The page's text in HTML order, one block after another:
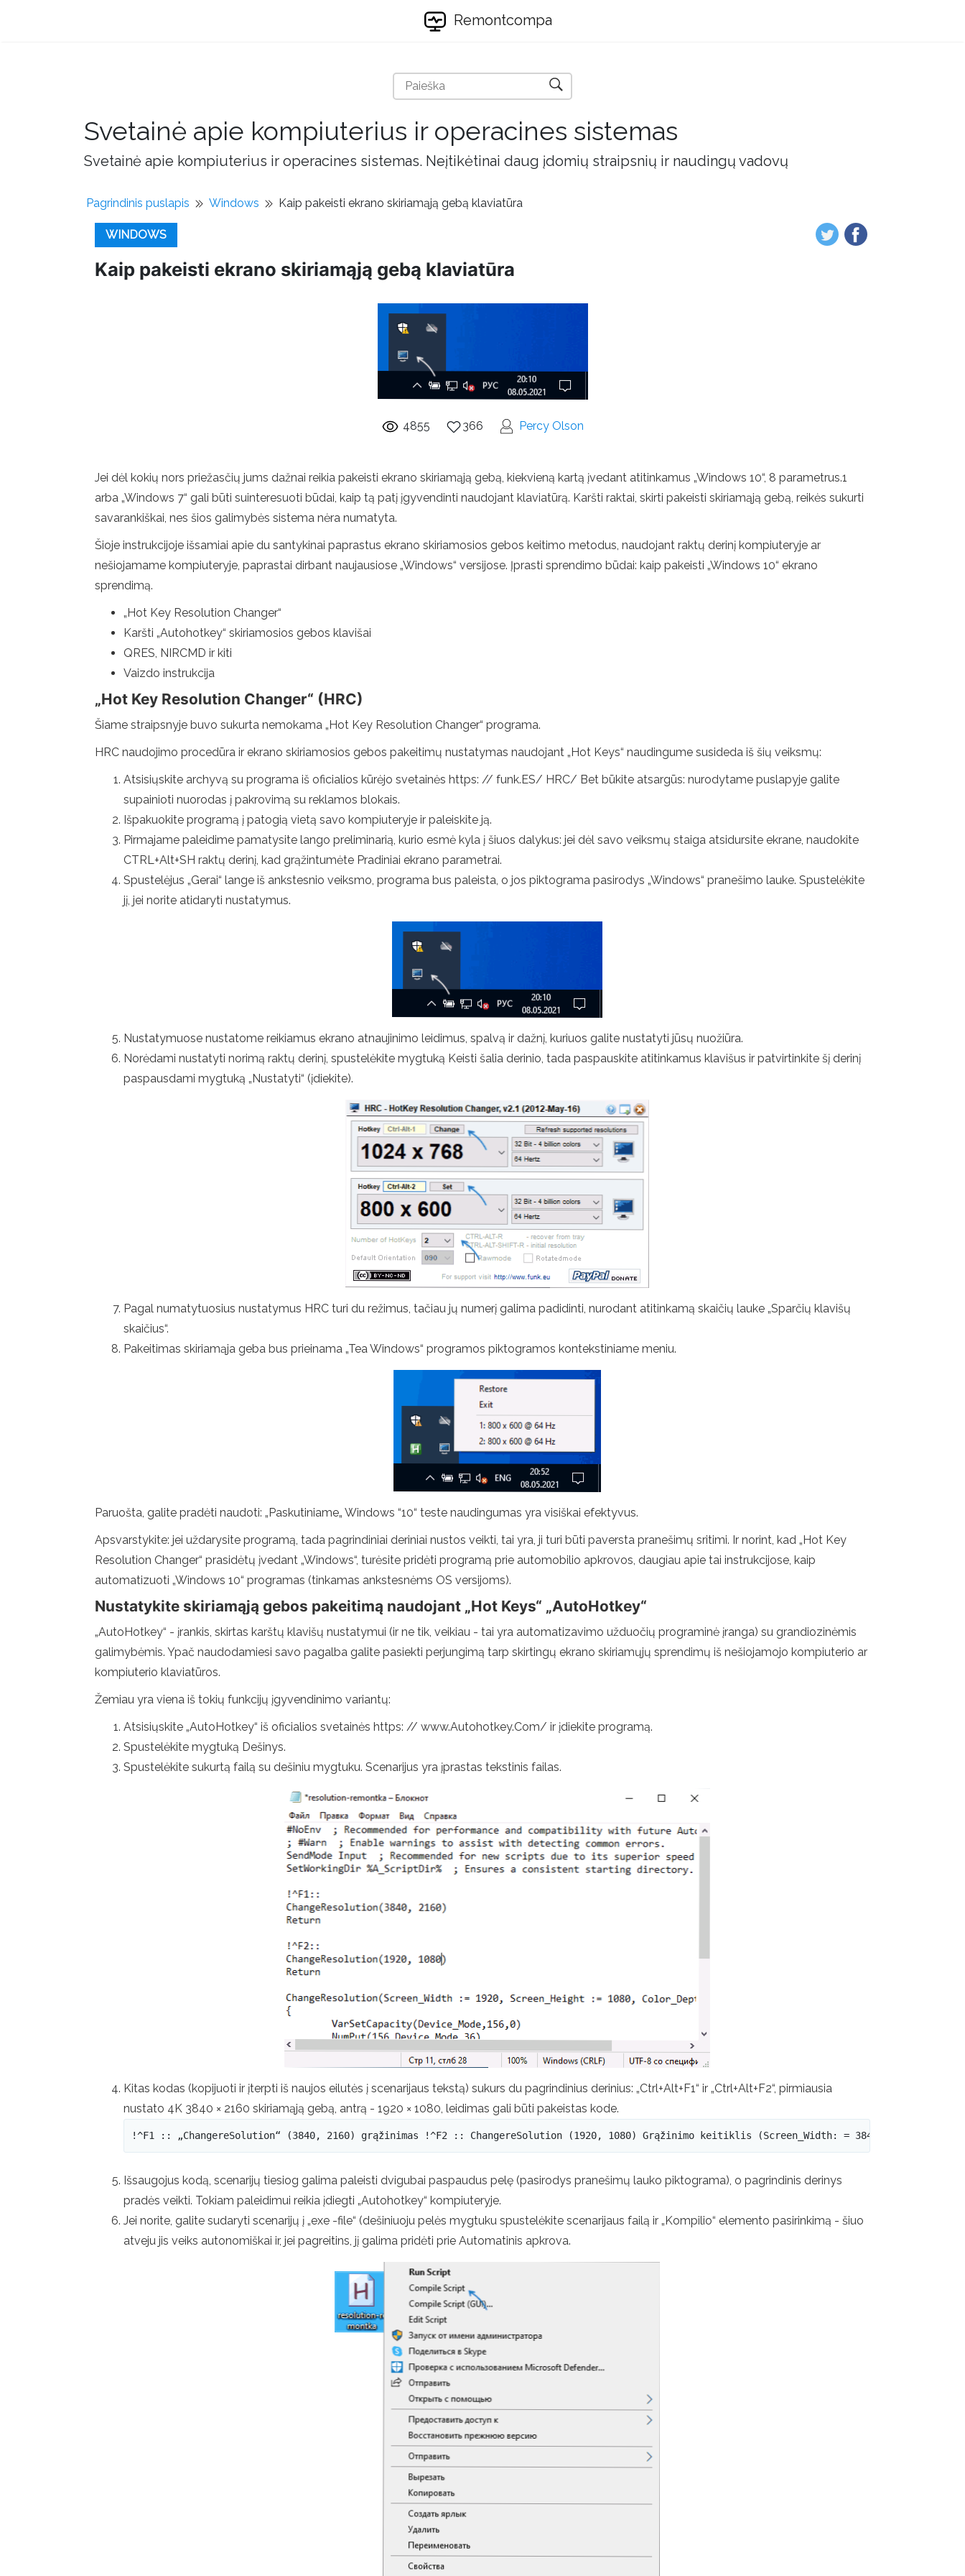
Remontcompa
Svetainė apie kompiuterius ir operacines sistemas
Svetainė apie kompiuterius ir operacines sistemas. Neįtikėtinai daug įdomių straipsnių ir naudingų vadovų
Pagrindinis puslapis Windows Kaip pakeisti ekrano skiriamąją gebą klaviatūra
WINDOWS
Kaip pakeisti ekrano skiriamąją gebą klaviatūra
4855 366 Percy Olson
Jei dėl kokių nors priežasčių jums dažnai reikia pakeisti ekrano skiriamąją gebą, kiekvieną kartą įvedant atitinkamus „Windows 10“, 8 parametrus.1
arba „Windows 7“ gali būti suinteresuoti būdai, kaip tą patį įgyvendinti naudojant klaviatūrą. Karšti raktai, skirti pakeisti skiriamąją gebą, reikės sukurti
savarankiškai, nes šios galimybės sistema nėra numatyta.
Šioje instrukcijoje išsamiai apie du santykinai paprastus ekrano skiriamosios gebos keitimo metodus, naudojant raktų derinį kompiuteryje ar
nešiojamame kompiuteryje, paprastai dirbant naujausiose „Windows“ versijose. Įprasti sprendimo būdai: kaip pakeisti „Windows 10“ ekrano
sprendimą.
„Hot Key Resolution Changer“
Karšti „Autohotkey“ skiriamosios gebos klavišai
QRES, NIRCMD ir kiti
Vaizdo instrukcija
„Hot Key Resolution Changer“ (HRC)
Šiame straipsnyje buvo sukurta nemokama „Hot Key Resolution Changer“ programa.
HRC naudojimo procedūra ir ekrano skiriamosios gebos pakeitimų nustatymas naudojant „Hot Keys“ naudingume susideda iš šių veiksmų:
Atsisiųskite archyvą su programa iš oficialios kūrėjo svetainės https: // funk.ES/ HRC/ Bet būkite atsargūs: nurodytame puslapyje galite
supainioti nuorodas į pakrovimą su reklamos blokais.
Išpakuokite programą į patogią vietą savo kompiuteryje ir paleiskite ją.
Pirmajame paleidime pamatysite lango preliminarią, kurio esmė kyla į šiuos dalykus: jei dėl savo veiksmų staiga atsidursite ekrane, naudokite
CTRL+Alt+SH raktų derinį, kad grąžintumėte Pradiniai ekrano parametrai.
Spustelėjus „Gerai“ lange iš ankstesnio veiksmo, programa bus paleista, o jos piktograma pasirodys „Windows“ pranešimo lauke. Spustelėkite
jį, jei norite atidaryti nustatymus.
Nustatymuose nustatome reikiamus ekrano atnaujinimo leidimus, spalvą ir dažnį, kuriuos galite nustatyti jūsų nuožiūra.
Norėdami nustatyti norimą raktų derinį, spustelėkite mygtuką Keisti šalia derinio, tada paspauskite atitinkamus klavišus ir patvirtinkite šį derinį
paspausdami mygtuką „Nustatyti“ (įdiekite).
Pagal numatytuosius nustatymus HRC turi du režimus, tačiau jų numerį galima padidinti, nurodant atitinkamą skaičių lauke „Sparčių klavišų
skaičius“.
Pakeitimas skiriamąja geba bus prieinama „Tea Windows“ programos piktogramos kontekstiniame meniu.
Paruošta, galite pradėti naudoti: „Paskutiniame„ Windows “10“ teste naudingumas yra visiškai efektyvus.
Apsvarstykite: jei uždarysite programą, tada pagrindiniai deriniai nustos veikti, tai yra, ji turi būti paversta pranešimų sritimi. Ir norint, kad „Hot Key
Resolution Changer“ prasidėtų įvedant „Windows“, turėsite pridėti programą prie automobilio apkrovos, daugiau apie tai instrukcijose, kaip
automatizuoti „Windows 10“ programas (tinkamas ankstesnėms OS versijoms).
Nustatykite skiriamąją gebos pakeitimą naudojant „Hot Keys“ „AutoHotkey“
„AutoHotkey“ - įrankis, skirtas karštų klavišų nustatymui (ir ne tik, veikiau - tai yra automatizavimo užduočių programinė įranga) su grandiozinėmis
galimybėmis. Ypač naudodamiesi savo pagalba galite pasiekti perjungimą tarp skirtingų ekrano skiriamųjų sprendimų iš nešiojamojo kompiuterio ar
kompiuterio klaviatūros.
Žemiau yra viena iš tokių funkcijų įgyvendinimo variantų:
Atsisiųskite „AutoHotkey“ iš oficialios svetainės https: // www.Autohotkey.Com/ ir įdiekite programą.
Spustelėkite mygtuką Dešinys.
Spustelėkite sukurtą failą su dešiniu mygtuku. Scenarijus yra įprastas tekstinis failas.
Kitas kodas (kopijuoti ir įterpti iš naujos eilutės į scenarijaus tekstą) sukurs du pagrindinius derinius: „Ctrl+Alt+F1“ ir „Ctrl+Alt+F2“, pirmiausia
nustato 4K 3840 × 2160 skiriamąją gebą, antrą - 1920 × 1080, leidimas gali būti pakeistas kode.
!^F1 :: „ChangereSolution“ (3840, 2160) grąžinimas !^F2 :: ChangereSolution (1920, 1080) Grąžinimo keitiklis (Screen_Width: = 3840,
Išsaugojus kodą, scenarijų tiesiog galima paleisti dvigubai paspaudus pelę (pasirodys pranešimų lauko piktograma), o pagrindinis derinys
pradės veikti. Tokiam paleidimui reikia įdiegti „Autohotkey“ kompiuteryje.
Jei norite, galite sudaryti scenarijų į „exe -file“ (dešiniuoju pelės mygtuku spustelėkite scenarijaus failą ir „Kompilio“ elemento pasirinkimą - šiuo
atveju jis veiks autonomiškai ir, jei pagreitins, jį galima pridėti prie Automatinis apkrova.